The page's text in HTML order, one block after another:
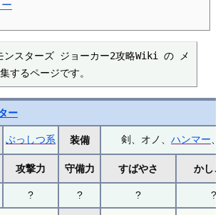
ンスターズ ジョーカー2攻略Wiki の メ
するページです。
ー
ぶっしつ系 装備 剣、オノ、 ハンマー
攻撃力 守備力 すばやさ かし
? ? ? ?